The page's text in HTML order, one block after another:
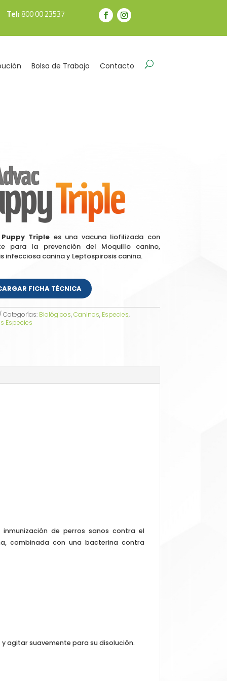
Tel: 800 00 23537
Bolsa de Trabajo Contacto
Triple es una vacuna liofilizada con
para la prevención del Moquillo canino,
infecciosa canina y Leptospirosis canina.
FICHA TÉCNICA
Categorías: Biológicos,Caninos, Especies,
Especies
de perros sanos contra el
combinada con una bacterina contra
agitar suavemente para su disolución.